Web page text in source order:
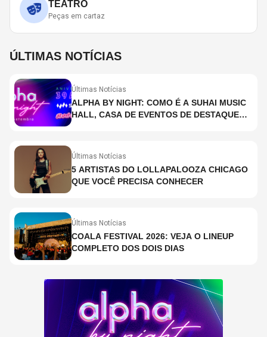
TEATRO
Peças em cartaz
ÚLTIMAS NOTÍCIAS
Últimas Notícias
ALPHA BY NIGHT: COMO É A SUHAI MUSIC
HALL, CASA DE EVENTOS DE DESTAQUE
Últimas Notícias
5 ARTISTAS DO LOLLAPALOOZA CHICAGO
QUE VOCÊ PRECISA CONHECER
Últimas Notícias
COALA FESTIVAL 2026: VEJA O LINEUP
COMPLETO DOS DOIS DIAS